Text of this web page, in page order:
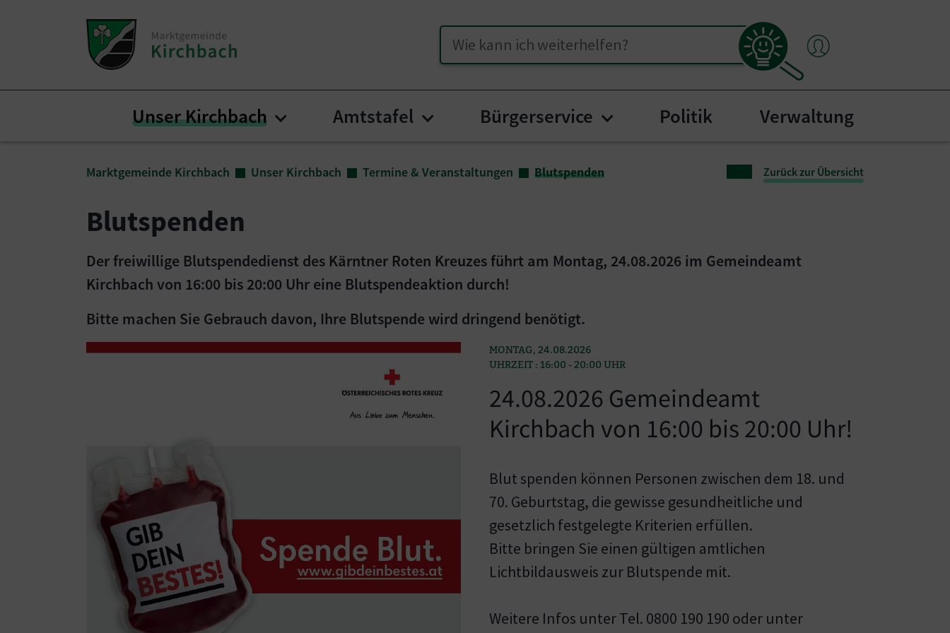
Suche
Unser Kirchbach Submenu for "Unser Kirchbach"
Amtstafel Submenu for "Amtstafel"
Bürgerservice Submenu for "Bürgerservice"
Politik Verwaltung
Marktgemeinde Kirchbach Unser Kirchbach Termine & Veranstaltungen Blutspenden Zurück zur Übersicht
Blutspenden
Der freiwillige Blutspendedienst des Kärntner Roten Kreuzes führt am Montag, 24.08.2026 im Gemeindeamt
Kirchbach von 16:00 bis 20:00 Uhr eine Blutspendeaktion durch!
Bitte machen Sie Gebrauch davon, Ihre Blutspende wird dringend benötigt.
MONTAG, 24.08.2026
UHRZEIT : 16:00 - 20:00 UHR
24.08.2026 Gemeindeamt
Kirchbach von 16:00 bis 20:00 Uhr!
Blut spenden können Personen zwischen dem 18. und
70. Geburtstag, die gewisse gesundheitliche und
gesetzlich festgelegte Kriterien erfüllen.
Bitte bringen Sie einen gültigen amtlichen
Lichtbildausweis zur Blutspende mit.
Weitere Infos unter Tel. 0800 190 190 oder unter